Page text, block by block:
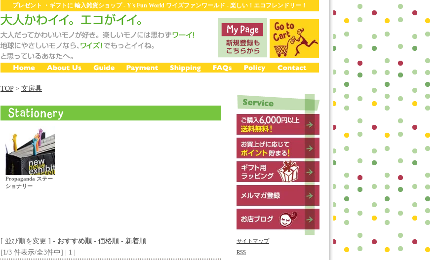
プレゼント ・ギフトに 輸入雑貨ショップ - Y's Fun World ワイズファンワールド - 楽しい！エコフレンドリー！
TOP> 文房具
Propaganda ステー
ショナリー
[ 並び順を変更 ] - おすすめ順 - 価格順 - 新着順
[1/3 件表示/全3件中] | 1 |
サイトマップ
RSS